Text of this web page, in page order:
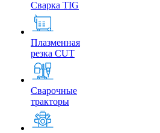
Сварка TIG
Плазменная
резка CUT
Сварочные
тракторы